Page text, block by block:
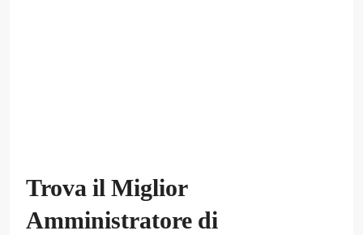
Trova il Miglior
Amministratore di